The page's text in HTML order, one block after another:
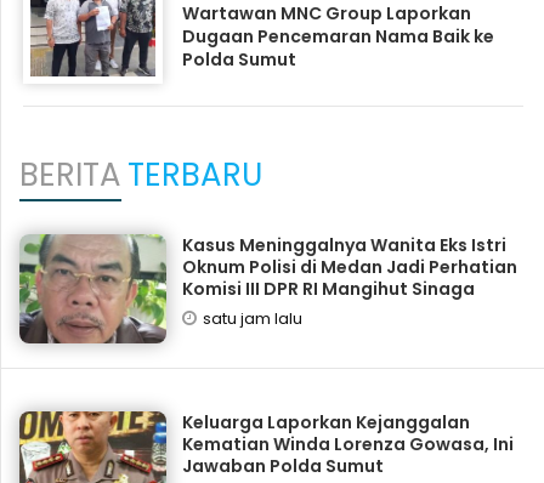
Wartawan MNC Group Laporkan
Dugaan Pencemaran Nama Baik ke
Polda Sumut
BERITATERBARU
Kasus Meninggalnya Wanita Eks Istri
Oknum Polisi di Medan Jadi Perhatian
Komisi III DPR RI Mangihut Sinaga
satu jam lalu
Keluarga Laporkan Kejanggalan
Kematian Winda Lorenza Gowasa, Ini
Jawaban Polda Sumut